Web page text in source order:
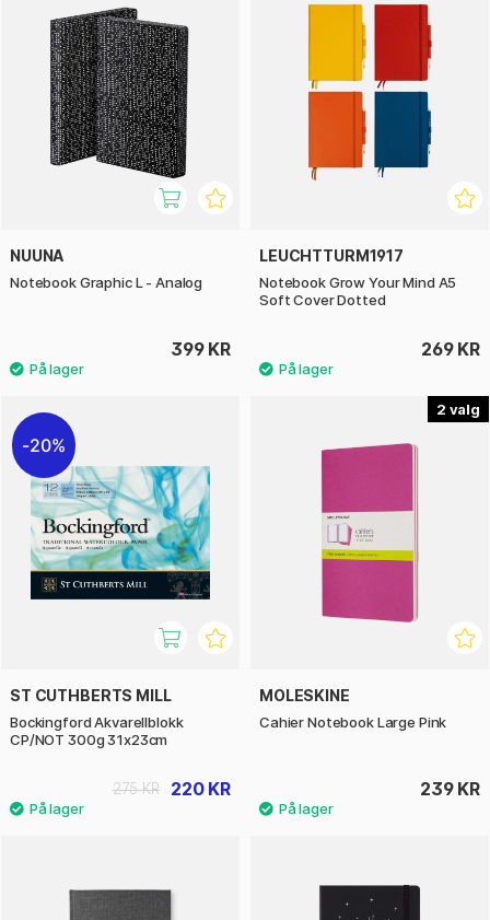
NUUNA
Notebook Graphic L - Analog
399 KR
LEUCHTTURM1917
Notebook Grow Your Mind A5
Soft Cover Dotted
269 KR
20%
ST CUTHBERTS MILL
Bockingford Akvarellblokk
CP/NOT 300g 31x23cm
220 KR
275 KR
2
MOLESKINE
Cahier Notebook Large Pink
239 KR